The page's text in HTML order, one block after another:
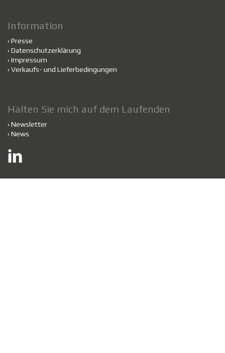
Information
› Presse
› Datenschutzerklärung
› Impressum
› Verkaufs- und Lieferbedingungen
Halten Sie mich auf dem Laufenden
› Newsletter
› News